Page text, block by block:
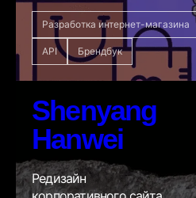
Разработка интернет-магазина
API Брендбук
Shenyang
Hanwei
Редизайн